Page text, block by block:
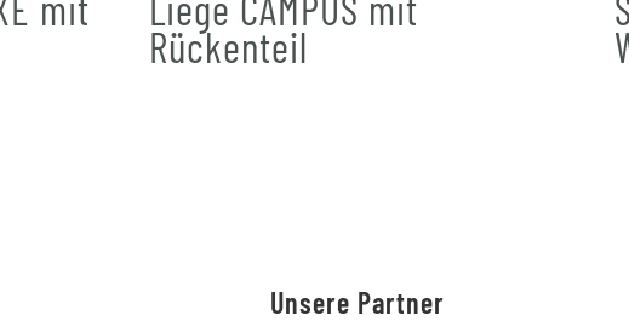
Rückenteil
Unsere Partner